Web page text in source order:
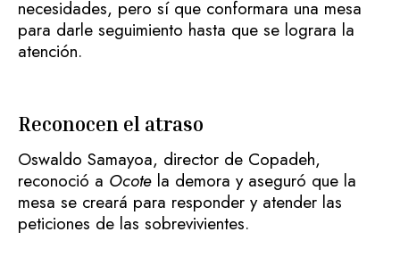
necesidades, pero sí que conformara una mesa
para darle seguimiento hasta que se lograra la
atención.
Reconocen el atraso
Oswaldo Samayoa, director de Copadeh,
reconoció a Ocote la demora y aseguró que la
mesa se creará para responder y atender las
peticiones de las sobrevivientes.